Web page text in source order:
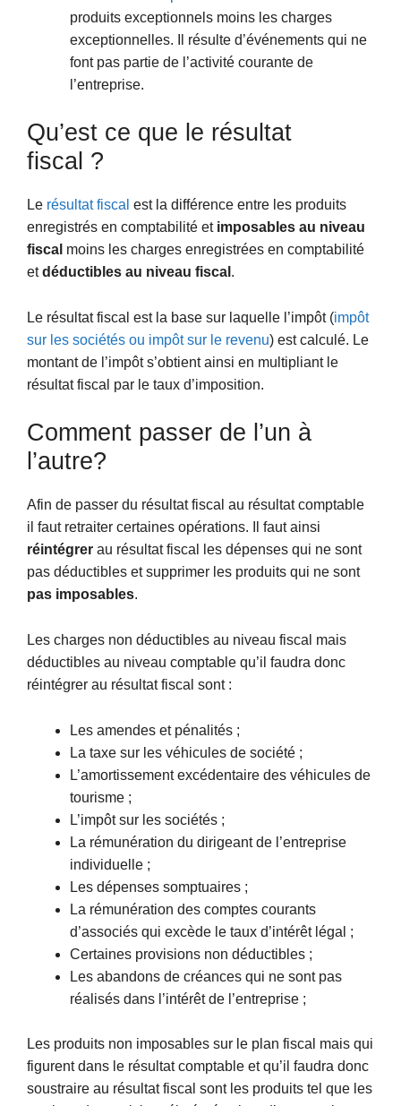
produits exceptionnels moins les charges
exceptionnelles. Il résulte d’événements qui ne
font pas partie de l’activité courante de
l’entreprise.
Qu’est ce que le résultat
fiscal ?
Le résultat fiscal est la différence entre les produits
enregistrés en comptabilité et imposables au niveau
fiscal moins les charges enregistrées en comptabilité
etdéductibles au niveau fiscal .
Le résultat fiscal est la base sur laquelle l’impôt (impôt
sur les sociétés ou impôt sur le revenu) est calculé. Le
montant de l’impôt s’obtient ainsi en multipliant le
résultat fiscal par le taux d’imposition.
Comment passer de l’un à
l’autre?
Afin de passer du résultat fiscal au résultat comptable
il faut retraiter certaines opérations. Il faut ainsi
réintégrer au résultat fiscal les dépenses qui ne sont
pas déductibles et supprimer les produits qui ne sont
pas imposables.
Les charges non déductibles au niveau fiscal mais
déductibles au niveau comptable qu’il faudra donc
réintégrer au résultat fiscal sont :
Les amendes et pénalités ;
La taxe sur les véhicules de société ;
L’amortissement excédentaire des véhicules de
tourisme ;
L’impôt sur les sociétés ;
La rémunération du dirigeant de l’entreprise
individuelle ;
Les dépenses somptuaires ;
La rémunération des comptes courants
d’associés qui excède le taux d’intérêt légal ;
Certaines provisions non déductibles ;
Les abandons de créances qui ne sont pas
réalisés dans l’intérêt de l’entreprise ;
Les produits non imposables sur le plan fiscal mais qui
figurent dans le résultat comptable et qu’il faudra donc
soustraire au résultat fiscal sont les produits tel que les